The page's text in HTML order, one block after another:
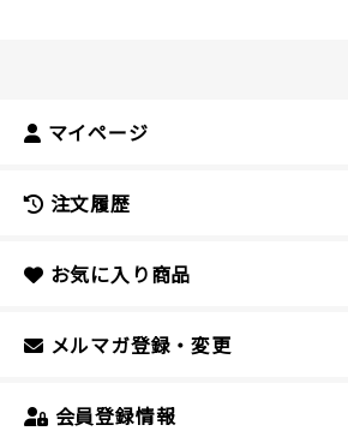
マイページ
注文履歴
お気に入り商品
メルマガ登録・変更
会員登録情報